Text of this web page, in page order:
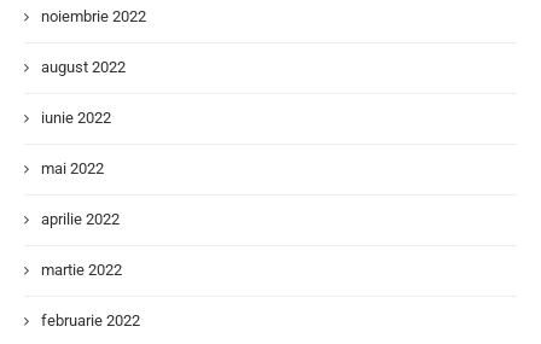
noiembrie 2022
august 2022
iunie 2022
mai 2022
aprilie 2022
martie 2022
februarie 2022